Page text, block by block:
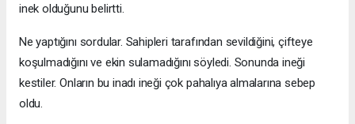
inek olduğunu belirtti.
Ne yaptığını sordular. Sahipleri tarafından sevildiğini, çifteye
koşulmadığını ve ekin sulamadığını söyledi. Sonunda ineği
kestiler. Onların bu inadı ineği çok pahalıya almalarına sebep
oldu.